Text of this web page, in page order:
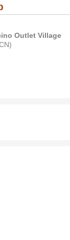
Outlet Village